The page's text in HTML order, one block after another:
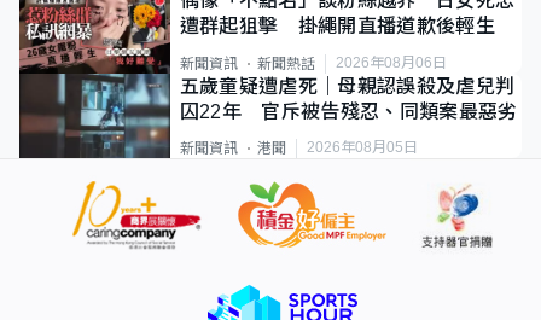
遭群起狙擊 掛繩開直播道歉後輕生
新聞資訊 新聞熱話 2026年08月06日
五歲童疑遭虐死｜母親認誤殺及虐兒判
囚22年 官斥被告殘忍、同類案最惡劣
新聞資訊 港聞 2026年08月05日